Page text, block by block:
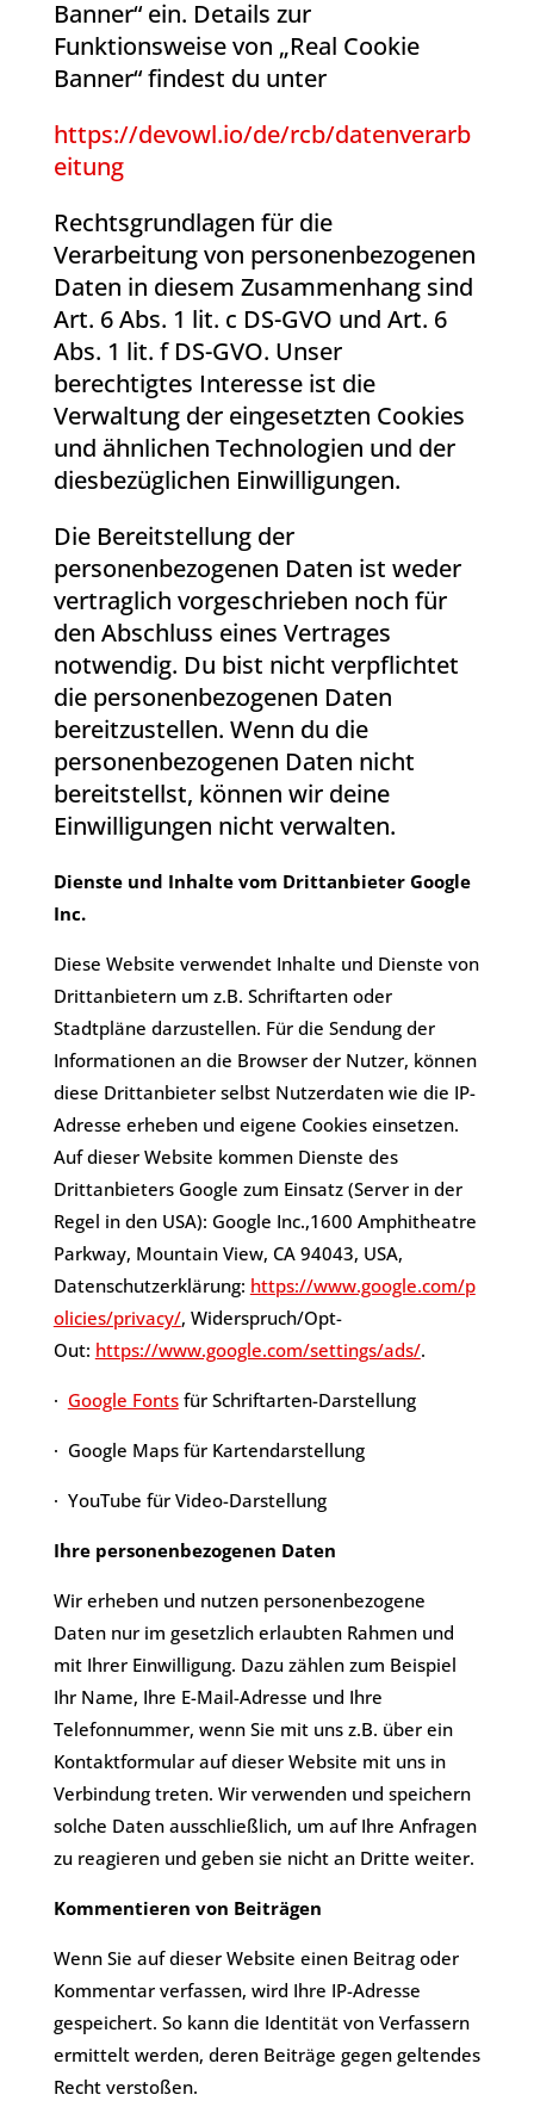
Banner“ ein. Details zur
Funktionsweise von „Real Cookie
Banner“ findest du unter
https://devowl.io/de/rcb/datenverarb
eitung
Rechtsgrundlagen für die
Verarbeitung von personenbezogenen
Daten in diesem Zusammenhang sind
Art. 6 Abs. 1 lit. c DS-GVO und Art. 6
Abs. 1 lit. f DS-GVO. Unser
berechtigtes Interesse ist die
Verwaltung der eingesetzten Cookies
und ähnlichen Technologien und der
diesbezüglichen Einwilligungen.
Die Bereitstellung der
personenbezogenen Daten ist weder
vertraglich vorgeschrieben noch für
den Abschluss eines Vertrages
notwendig. Du bist nicht verpflichtet
die personenbezogenen Daten
bereitzustellen. Wenn du die
personenbezogenen Daten nicht
bereitstellst, können wir deine
Einwilligungen nicht verwalten.
Dienste und Inhalte vom Drittanbieter Google
Inc.
​Diese Website verwendet Inhalte und Dienste von
Drittanbietern um z.B. Schriftarten oder
Stadtpläne darzustellen. Für die Sendung der
Informationen an die Browser der Nutzer, können
diese Drittanbieter selbst Nutzerdaten wie die IP-
Adresse erheben und eigene Cookies einsetzen.
Auf dieser Website kommen Dienste des
Drittanbieters Google zum Einsatz (Server in der
Regel in den USA): Google Inc.,1600 Amphitheatre
Parkway, Mountain View, CA 94043, USA,
Datenschutzerklärung: https://www.google.com/p
olicies/privacy/, Widerspruch/Opt-
Out: https://www.google.com/settings/ads/.
· Google Fontsfür Schriftarten-Darstellung
· Google Maps für Kartendarstellung
· YouTube für Video-Darstellung
Ihre personenbezogenen Daten
​Wir erheben und nutzen personenbezogene
Daten nur im gesetzlich erlaubten Rahmen und
mit Ihrer Einwilligung. Dazu zählen zum Beispiel
Ihr Name, Ihre E-Mail-Adresse und Ihre
Telefonnummer, wenn Sie mit uns z.B. über ein
Kontaktformular auf dieser Website mit uns in
Verbindung treten. Wir verwenden und speichern
solche Daten ausschließlich, um auf Ihre Anfragen
zu reagieren und geben sie nicht an Dritte weiter.
Kommentieren von Beiträgen
​Wenn Sie auf dieser Website einen Beitrag oder
Kommentar verfassen, wird Ihre IP-Adresse
gespeichert. So kann die Identität von Verfassern
ermittelt werden, deren Beiträge gegen geltendes
Recht verstoßen.